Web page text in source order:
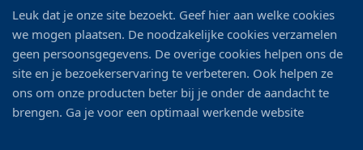
0546 - 622 990
06 - 11 19 81 42
info@bo-vis.nl
Leuk dat je onze site bezoekt. Geef hier aan welke cookies
we mogen plaatsen. De noodzakelijke cookies verzamelen
geen persoonsgegevens. De overige cookies helpen ons de
site en je bezoekerservaring te verbeteren. Ook helpen ze
ons om onze producten beter bij je onder de aandacht te
brengen. Ga je voor een optimaal werkende website